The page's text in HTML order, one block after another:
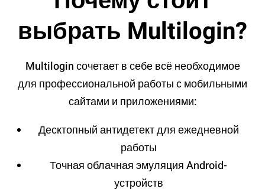
выбрать Multilogin?
Multilogin сочетает в себе всё необходимое
для профессиональной работы с мобильными
сайтами и приложениями:
Десктопный антидетект для ежедневной
работы
Точная облачная эмуляция Android-
устройств